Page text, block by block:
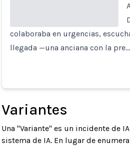
colaboraba en urgencias,
llegada —una anciana con la pre…
Variantes
Una "Variante" es un incidente de
sistema de IA. En lugar de